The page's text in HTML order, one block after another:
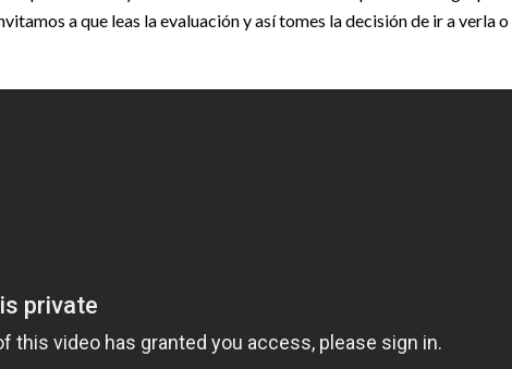
a que leas la evaluación y así tomes la decisión de ir a verla o